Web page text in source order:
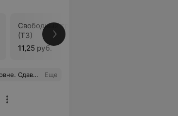
Свободный трийодтиронин
(Т3)
11,25 руб.
сдачи анализов до получения результатов. Успехов Вам! Еще